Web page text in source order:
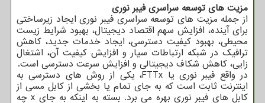
مزیت های توسعه سراسری فیبر نوری
از جمله مزیت های توسعه سراسری فیبر نوری ایجاد زیرساختی
برای آینده، افزایش سهم اقتصاد دیجیتال، بهبود شرایط زیست
محیطی، بهبود کیفیت دسترسی، ایجاد خدمات جدید، کاهش
ترافیک در شبکه ارتباطات سیار و افزایش کیفیت آن، اشتغال
زایی، کاهش شکاف دیجیتالی و افزایش سرعت دسترسی است.
در واقع فیبر نوری یا FTTx، یکی از روش های دسترسی به
اینترنت ثابت است که به جای تمام یا بخشی از کابل مسی از
کابل های فیبر نوری بهره می برد. بسته به اینکه به جای x چه